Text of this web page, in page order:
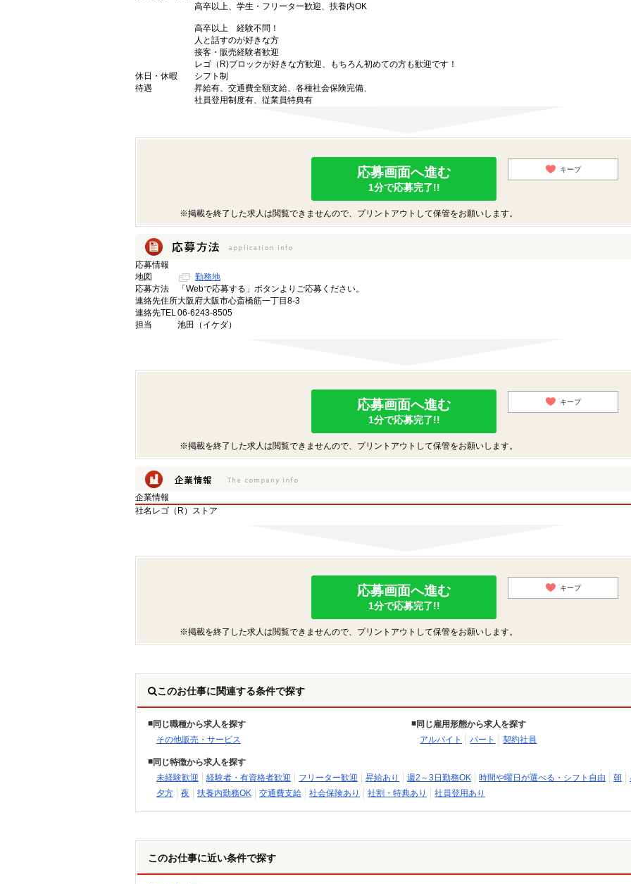
高卒以上、学生・フリーター歓迎、扶養内OK
高卒以上 経験不問！
人と話すのが好きな方
接客・販売経験者歓迎
レゴ（R)ブロックが好きな方歓迎、もちろん初めての方も歓迎です！
休日・休暇
シフト制
待遇
昇給有、交通費全額支給、各種社会保険完備、
社員登用制度有、従業員特典有
応募画面へ進む
1分で応募完了!!
キープ
※掲載を終了した求人は閲覧できませんので、プリントアウトして保管をお願いします。
応募情報
地図
勤務地
応募方法
「Webで応募する」ボタンよりご応募ください。
連絡先住所大阪府大阪市心斎橋筋一丁目8-3
連絡先TEL06-6243-8505
担当
池田（イケダ）
応募画面へ進む
1分で応募完了!!
キープ
※掲載を終了した求人は閲覧できませんので、プリントアウトして保管をお願いします。
企業情報
社名 レゴ（R）ストア
応募画面へ進む
1分で応募完了!!
キープ
※掲載を終了した求人は閲覧できませんので、プリントアウトして保管をお願いします。
このお仕事に関連する条件で探す
同じ職種から求人を探す
その他販売・サービス
同じ雇用形態から求人を探す
アルバイト
パート 契約社員
同じ特徴から求人を探す
未経験歓迎
経験者・有資格者歓迎 フリーター歓迎 昇給あり 週2～3日勤務OK 時間や曜日が選べる・シフト自由 朝
夕方
夜 扶養内勤務OK 交通費支給 社会保険あり 社割・特典あり 社員登用あり
このお仕事に近い条件で探す